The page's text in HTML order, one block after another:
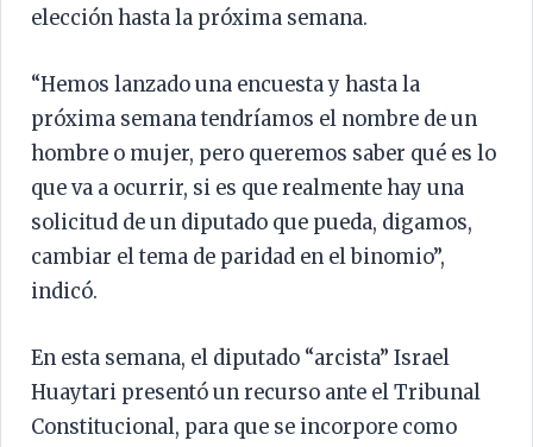
elección hasta la próxima semana.
“Hemos lanzado una encuesta y hasta la
próxima semana tendríamos el nombre de un
hombre o mujer, pero queremos saber qué es lo
que va a ocurrir, si es que realmente hay una
solicitud de un diputado que pueda, digamos,
cambiar el tema de paridad en el binomio”,
indicó.
En esta semana, el diputado “arcista” Israel
Huaytari presentó un recurso ante el Tribunal
Constitucional, para que se incorpore como